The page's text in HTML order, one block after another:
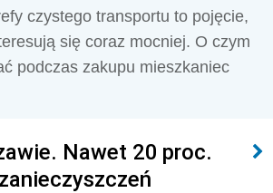
czystego transportu to pojęcie,
się coraz mocniej. O czym
podczas zakupu mieszkaniec
Nawet 20 proc.